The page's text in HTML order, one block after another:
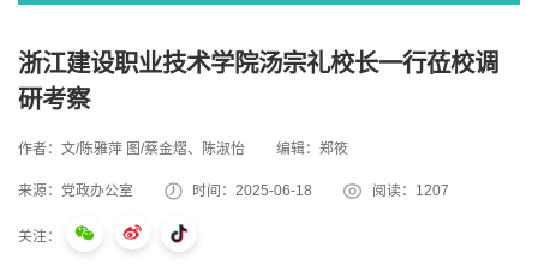
浙江建设职业技术学院汤宗礼校长一行莅校调
研考察
作者：文/陈雅萍 图/蔡金熠、陈淑怡 编辑：郑筱
来源：党政办公室 时间：2025-06-18 阅读： 1207
关注：